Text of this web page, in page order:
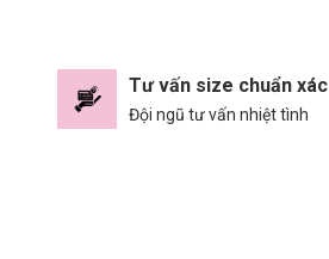
Tư vấn size chuẩn xác
Đội ngũ tư vấn nhiệt tình